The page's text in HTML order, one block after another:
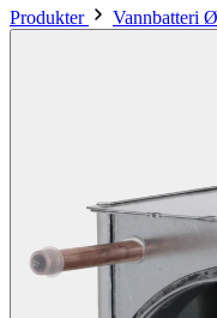
Produkter Vannbatteri